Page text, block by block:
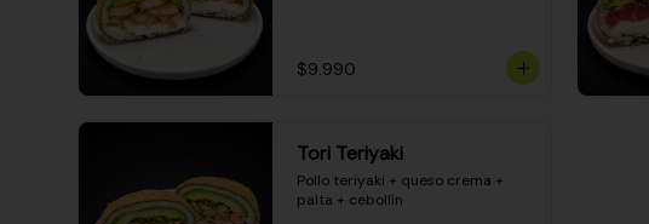
$9.990
Tori Teriyaki
Pollo teriyaki + queso crema +
palta + cebollín